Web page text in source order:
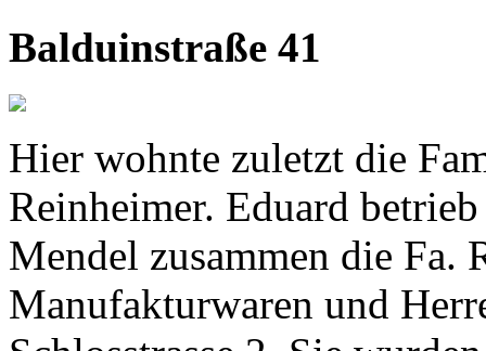
Balduinstraße 41
Hier wohnte zuletzt die
Reinheimer. Eduard
Mendel zusammen die Fa.
Manufakturwaren und